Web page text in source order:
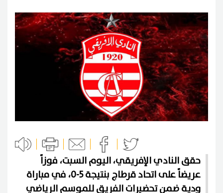
حقق النادي الإفريقي، اليوم السبت، فوزاً
عريضاً على اتحاد قرطاج بنتيجة 5-0، في مباراة
ودية ضمن تحضيرات الفريق للموسم الرياضي